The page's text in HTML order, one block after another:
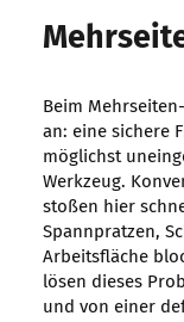
Beim
an: eine sichere
möglichst
Werkzeug.
stoßen hier
Spannpratzen,
Arbeitsfläche
lösen dieses
und von einer